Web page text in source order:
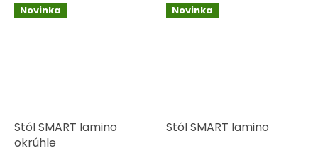
Novinka
Stól SMART lamino
okrúhle
Novinka
Stól SMART lamino